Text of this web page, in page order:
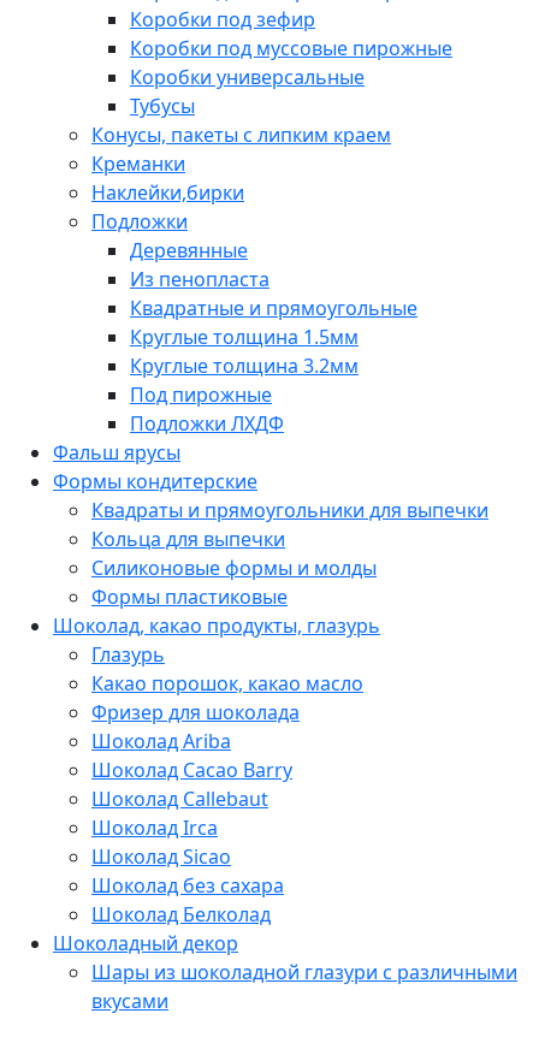
Коробки под зефир
Коробки под муссовые пирожные
Коробки универсальные
Тубусы
Конусы, пакеты с липким краем
Креманки
Наклейки,бирки
Подложки
Деревянные
Из пенопласта
Квадратные и прямоугольные
Круглые толщина 1.5мм
Круглые толщина 3.2мм
Под пирожные
Подложки ЛХДФ
Фальш ярусы
Формы кондитерские
Квадраты и прямоугольники для выпечки
Кольца для выпечки
Силиконовые формы и молды
Формы пластиковые
Шоколад, какао продукты, глазурь
Глазурь
Какао порошок, какао масло
Фризер для шоколада
Шоколад Ariba
Шоколад Cacao Barry
Шоколад Callebaut
Шоколад Irca
Шоколад Sicao
Шоколад без сахара
Шоколад Белколад
Шоколадный декор
Шары из шоколадной глазури с различными
вкусами